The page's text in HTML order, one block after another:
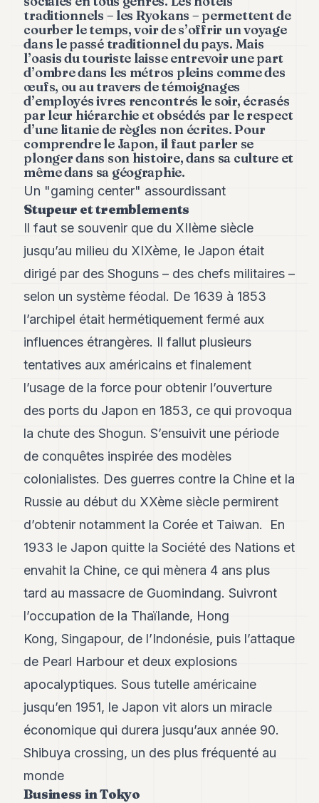
traditionnels – les Ryokans – permettent de
courber le temps, voir de s’offrir un voyage
dans le passé traditionnel du pays. Mais
l’oasis du touriste laisse entrevoir une part
d’ombre dans les métros pleins comme des
œufs, ou au travers de témoignages
d’employés ivres rencontrés le soir, écrasés
par leur hiérarchie et obsédés par le respect
d’une litanie de règles non écrites. Pour
comprendre le Japon, il faut parler se
plonger dans son histoire, dans sa culture et
même dans sa géographie.
Un "gaming center" assourdissant
Stupeur et tremblements
Il faut se souvenir que du XIIème siècle
jusqu’au milieu du XIXème, le Japon était
dirigé par des Shoguns – des chefs militaires –
selon un système féodal. De 1639 à 1853
l’archipel était hermétiquement fermé aux
influences étrangères. Il fallut plusieurs
tentatives aux américains et finalement
l’usage de la force pour obtenir l’ouverture
des ports du Japon en 1853, ce qui provoqua
la chute des Shogun. S’ensuivit une période
de conquêtes inspirée des modèles
colonialistes. Des guerres contre la Chine et la
Russie au début du XXème siècle permirent
d’obtenir notamment la Corée et Taiwan. En
1933 le Japon quitte la Société des Nations et
envahit la Chine, ce qui mènera 4 ans plus
tard au massacre de Guomindang. Suivront
l’occupation de la Thaïlande, Hong
Kong,Singapour, de l’Indonésie, puis l’attaque
de Pearl Harbour et deux explosions
apocalyptiques. Sous tutelle américaine
jusqu’en 1951, le Japon vit alors un miracle
économique qui durera jusqu’aux année 90.
Shibuya crossing, un des plus fréquenté au
monde
Business in Tokyo